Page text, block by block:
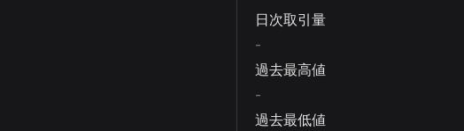
日次取引量
-
過去最高値
-
過去最低値